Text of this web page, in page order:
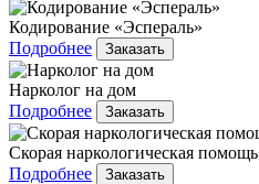
Кодирование «Эспераль»
Подробнее
Заказать
Нарколог на дом
Подробнее
Заказать
Скорая наркологическая помощь
Подробнее
Заказать